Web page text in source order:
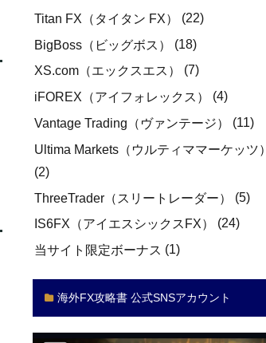
Titan FX（タイタン FX）
(22)
BigBoss（ビッグボス）
(18)
XS.com（エックスエス）
(7)
iFOREX（アイフォレックス）
(4)
Vantage Trading（ヴァンテージ）
(11)
Ultima Markets（ウルティママーケッツ）
(2)
ThreeTrader（スリートレーダー）
(5)
IS6FX（アイエスシックスFX）
(24)
当サイト限定ボーナス (1)
海外FX攻略書 公式SNSアカウント